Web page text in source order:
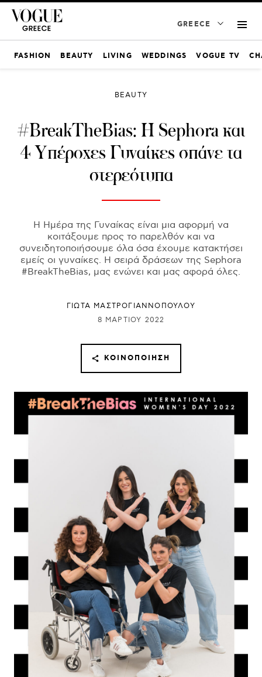
GREECE
FASHION BEAUTY LIVING WEDDINGS VOGUE TV
BEAUTY
#BreakTheBias: Η Sephora και
4 Υπέροχες Γυναίκες σπάνε τα
στερεότυπα
Η Ημέρα της Γυναίκας είναι μια αφορμή να
κοιτάξουμε προς το παρελθόν και να
συνειδητοποιήσουμε όλα όσα έχουμε κατακτήσει
εμείς οι γυναίκες. Η σειρά δράσεων της Sephora
#BreakTheBias, μας ενώνει και μας αφορά όλες.
ΓΙΩΤΑ ΜΑΣΤΡΟΓΙΑΝΝΟΠΟΥΛΟΥ
8 ΜΑΡΤΊΟΥ 2022
ΚΟΙΝΟΠΟΊΗΣΗ